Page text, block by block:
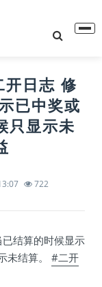
日志 修
已中奖或
只显示未
722
结算的时候显示
未结算。 #二开